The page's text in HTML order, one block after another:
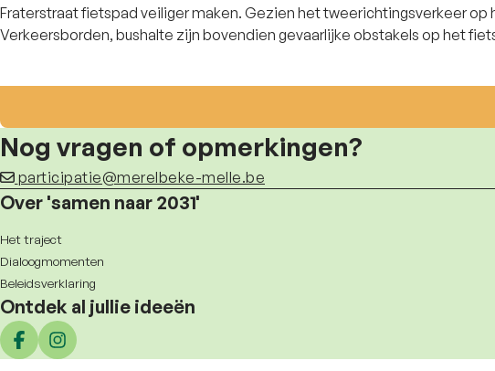
Fraterstraat fietspad veiliger maken. Gezien het tweerichtingsverkeer
Verkeersborden, bushalte zijn bovendien gevaarlijke obstakels op het
Nog vragen of opmerkingen?
participatie@merelbeke-melle.be
Over 'samen naar 2031'
Het traject
Dialoogmomenten
Beleidsverklaring
Ontdek al jullie ideeën
Deel op facebook
Deel op Instagram